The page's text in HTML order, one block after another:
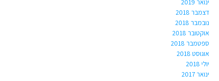
ינואר 2019
דצמבר 2018
נובמבר 2018
אוקטובר 2018
ספטמבר 2018
אוגוסט 2018
יולי 2018
ינואר 2017